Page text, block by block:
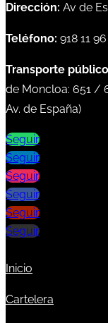
Dirección: Av de
Teléfono: 918 11
Transporte público
de Moncloa: 651 /
Av. de España)
Seguir
Seguir
Seguir
Seguir
Seguir
Seguir
Inicio
Cartelera